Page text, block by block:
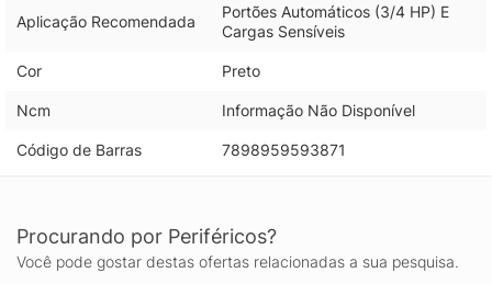
Aplicação Recomendada
Portões Automáticos (3/4 HP) E
Cargas Sensíveis
Cor Preto
Ncm Informação Não Disponível
Código de Barras 7898959593871
Procurando por Periféricos?
Você pode gostar destas ofertas relacionadas a sua pesquisa.